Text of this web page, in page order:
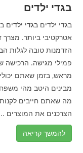
בגדי ילדים
בגדי ילדיםבגדי ילדים
אטרקטיבי ביותר. מצרך
הזדמנות טובה לגלות
פמילי מגישה. הרכישה
מראש, בזמן שאתם
מבינים היטב מהי
מה שאתם חייבים
הצרכנים את המוצרים
להמשך קריאה